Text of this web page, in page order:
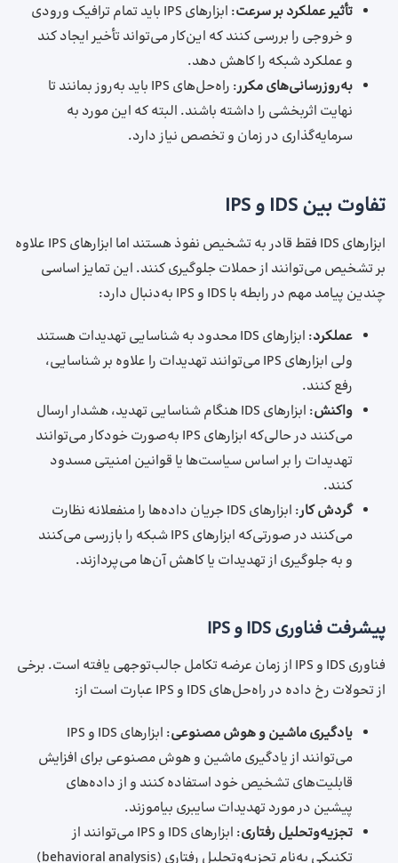
تأثیر عملکرد بر سرعت
: ابزارهای IPS باید تمام ترافیک ورودی
و خروجی را بررسی کنند که این‌کار می‌تواند تأخیر ایجاد کند
و عملکرد شبکه را کاهش دهد.
به‌روزرسانی‌های مکرر
: راه‌حل‌های IPS باید به‌روز بمانند تا
نهایت اثربخشی را داشته باشند. البته که این مورد به
سرمایه‌گذاری در زمان و تخصص نیاز دارد.
تفاوت بین IDS و IPS
ابزارهای IDS فقط قادر به تشخیص نفوذ هستند اما ابزارهای IPS علاوه
بر تشخیص می‌توانند از حملات جلوگیری کنند. این تمایز اساسی
چندین پیامد مهم در رابطه با IDS و IPS به‌دنبال دارد:
عملکرد
: ابزارهای IDS محدود به شناسایی تهدیدات هستند
ولی ابزارهای IPS می‌توانند تهدیدات را علاوه بر شناسایی،
رفع کنند.
واکنش
: ابزارهای IDS هنگام شناسایی تهدید، هشدار ارسال
می‌کنند در حالی‌که ابزارهای IPS به‌صورت خودکار می‌توانند
تهدیدات را بر اساس سیاست‌ها یا قوانین امنیتی مسدود
کنند.
گردش کار
: ابزارهای IDS جریان داده‌ها را منفعلانه نظارت
می‌کنند در صورتی‌که ابزارهای IPS شبکه را بازرسی می‌کنند
و به جلوگیری از تهدیدات یا کاهش آن‌‌ها می‌پردازند.
پیشرفت فناوری IDS و IPS
فناوری IDS و IPS از زمان عرضه تکامل جالب‌توجهی یافته است. برخی
از تحولات رخ داده در راه‌حل‌های IDS و IPS عبارت است از:
یادگیری ماشین و هوش مصنوعی
: ابزارهای IDS و IPS
می‌توانند از یادگیری ماشین و هوش مصنوعی برای افزایش
قابلیت‌های تشخیص خود استفاده کنند و از داده‌های
پیشین در مورد تهدیدات سایبری بیاموزند.
تجزیه‌وتحلیل رفتاری
: ابزارهای IDS و IPS می‌توانند از
تکنیکی به‌نام تجزیه‌وتحلیل رفتاری (behavioral analysis)